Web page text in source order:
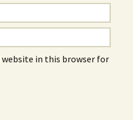
website in this browser for